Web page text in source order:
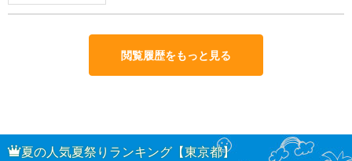
閲覧履歴をもっと見る
夏の人気夏祭りランキング【東京都】